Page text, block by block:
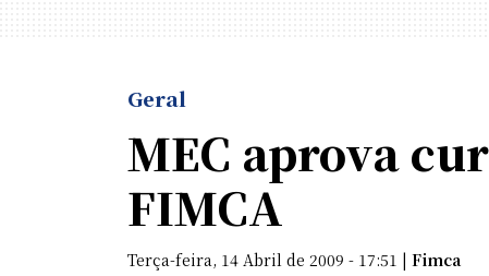
Geral
MEC aprova
FIMCA
Terça-feira, 14 Abril de 2009 - 17:51 | Fimca